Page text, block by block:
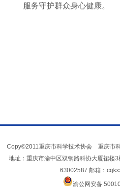
服务守护群众身心健康。
Copy©2011重庆市科学技术协会 重庆市
地址：重庆市渝中区双钢路科协大厦裙
63002587 邮箱：
渝公网安备